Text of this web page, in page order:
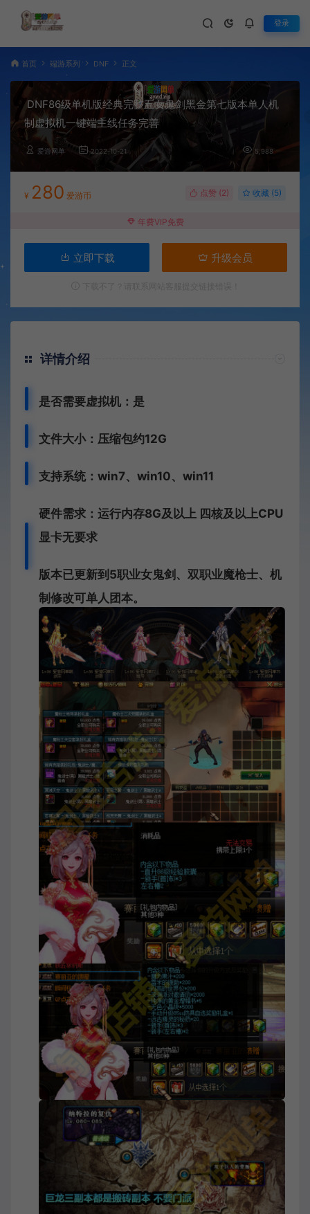
登录
首页 端游系列 DNF 正文
DNF86级单机版经典完整五女鬼剑黑金第七版本单人机
制虚拟机一键端主线任务完善
爱游网单 2022-10-21 5,988
¥ 280 爱游币 点赞 (2) 收藏 (5)
年费VIP免费
立即下载 升级会员
详情介绍
是否需要虚拟机：是
文件大小：压缩包约12G
支持系统：win7、win10、win11
硬件需求：运行内存8G及以上 四核及以上CPU
显卡无要求
版本已更新到5职业女鬼剑、双职业魔枪士、机
制修改可单人团本。